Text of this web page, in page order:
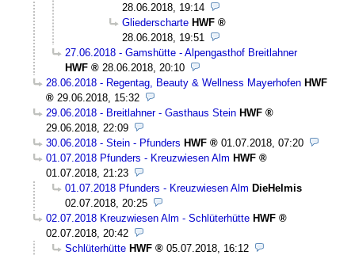
28.06.2018, 19:14
Gliederscharte HWF
28.06.2018, 19:51
27.06.2018 - Gamshütte - Alpengasthof Breitlahner
HWF
28.06.2018, 20:10
28.06.2018 - Regentag, Beauty & Wellness Mayerhofen HWF
29.06.2018, 15:32
29.06.2018 - Breitlahner - Gasthaus Stein HWF
29.06.2018, 22:09
30.06.2018 - Stein - Pfunders HWF
01.07.2018, 07:20
01.07.2018 Pfunders - Kreuzwiesen Alm HWF
01.07.2018, 21:23
01.07.2018 Pfunders - Kreuzwiesen Alm DieHelmis
02.07.2018, 20:25
02.07.2018 Kreuzwiesen Alm - Schlüterhütte HWF
02.07.2018, 20:42
Schlüterhütte HWF
05.07.2018, 16:12